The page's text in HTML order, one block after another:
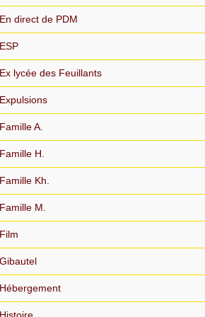
En direct de PDM
ESP
Ex lycée des Feuillants
Expulsions
Famille A.
Famille H.
Famille Kh.
Famille M.
Film
Gibautel
Hébergement
Histoire